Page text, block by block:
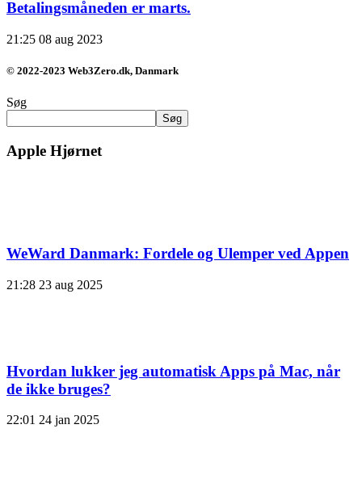
Betalingsmåneden er marts.
21:25 08 aug 2023
© 2022-2023 Web3Zero.dk, Danmark
Søg
Søg
Apple Hjørnet
WeWard Danmark: Fordele og Ulemper ved Appen
21:28 23 aug 2025
Hvordan lukker jeg automatisk Apps på Mac, når
de ikke bruges?
22:01 24 jan 2025